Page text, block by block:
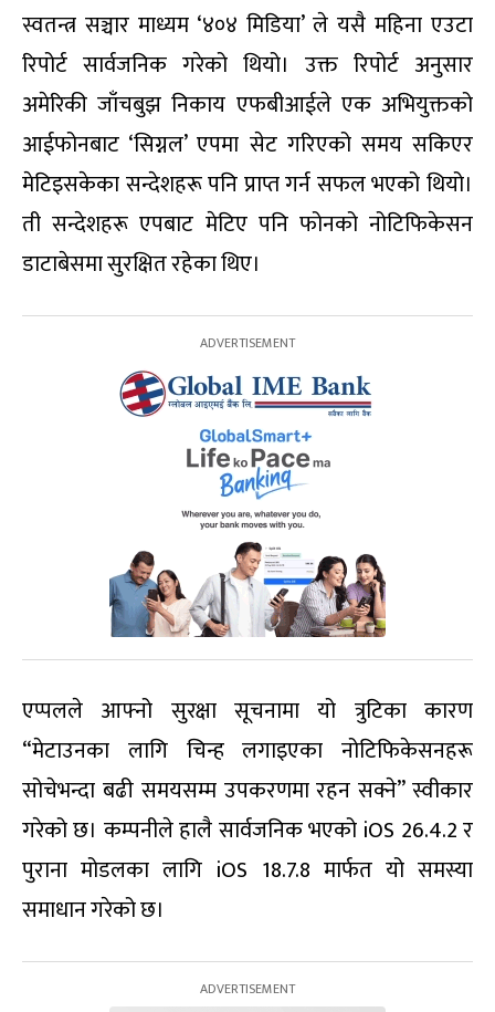
स्वतन्त्र सञ्चार माध्यम ‘४०४ मिडिया’ ले यसै महिना एउटा
रिपोर्ट सार्वजनिक गरेको थियो। उक्त रिपोर्ट अनुसार
अमेरिकी जाँचबुझ निकाय एफबीआईले एक अभियुक्तको
आईफोनबाट ‘सिग्नल’ एपमा सेट गरिएको समय सकिएर
मेटिइसकेका सन्देशहरू पनि प्राप्त गर्न सफल भएको थियो।
ती सन्देशहरू एपबाट मेटिए पनि फोनको नोटिफिकेसन
डाटाबेसमा सुरक्षित रहेका थिए।
एप्पलले आफ्नो सुरक्षा सूचनामा यो त्रुटिका कारण
“मेटाउनका लागि चिन्ह लगाइएका नोटिफिकेसनहरू
सोचेभन्दा बढी समयसम्म उपकरणमा रहन सक्ने” स्वीकार
गरेको छ। कम्पनीले हालै सार्वजनिक भएको iOS 26.4.2 र
पुराना मोडलका लागि iOS 18.7.8 मार्फत यो समस्या
समाधान गरेको छ।